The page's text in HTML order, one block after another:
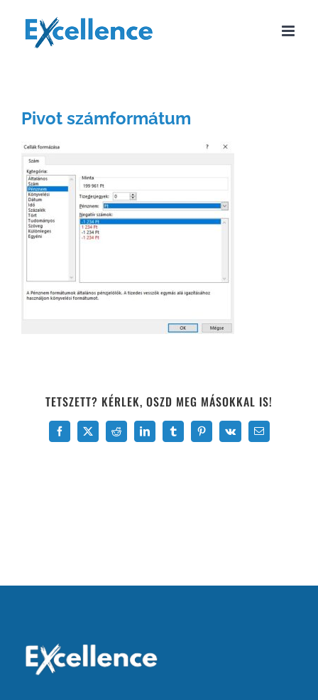
Pivot számformátum
TETSZETT? KÉRLEK, OSZD MEG MÁSOKKAL IS!
Facebook
X Reddit LinkedInTumblrPinterest
Vk Email: